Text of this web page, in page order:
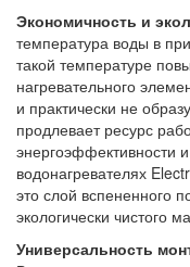
Экономичность и
температура воды в
такой температуре
нагревательного
и практически не
продлевает ресурс
энергоэффективности
водонагревателях
это слой вспененного
экологически чистого
Универсальность